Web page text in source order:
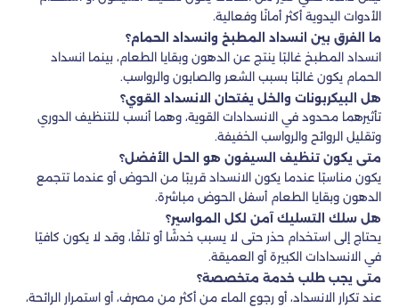
الأدوات اليدوية أكثر أمانًا وفعالية.
ما الفرق بين انسداد المطبخ وانسداد الحمام؟
انسداد المطبخ غالبًا ينتج عن الدهون وبقايا الطعام، بينما انسداد
الحمام يكون غالبًا بسبب الشعر والصابون والرواسب.
هل البيكربونات والخل يفتحان الانسداد القوي؟
تأثيرهما محدود في الانسدادات القوية، وهما أنسب للتنظيف الدوري
وتقليل الروائح والرواسب الخفيفة.
متى يكون تنظيف السيفون هو الحل الأفضل؟
يكون مناسبًا عندما يكون الانسداد قريبًا من الحوض أو عندما تتجمع
الدهون وبقايا الطعام أسفل الحوض مباشرة.
هل سلك التسليك آمن لكل المواسير؟
يحتاج إلى استخدام حذر حتى لا يسبب خدشًا أو تلفًا، وقد لا يكون كافيًا
في الانسدادات الكبيرة أو العميقة.
متى يجب طلب خدمة متخصصة؟
عند تكرار الانسداد، أو رجوع الماء من أكثر من مصرف، أو استمرار الرائحة،